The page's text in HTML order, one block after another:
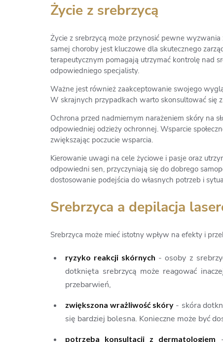
Życie z srebrzycą
Życie z srebrzycą może przynosić pewne
samej choroby jest kluczowe dla skutecznego
terapeutycznym pomagają utrzymać kontrolę nad
odpowiedniego specjalisty.
Ważne jest również zaakceptowanie swojego
W skrajnych przypadkach warto skonsultować się
Ochrona przed nadmiernym narażeniem skóry na
odpowiedniej odzieży ochronnej. Wsparcie
zwiększając poczucie wsparcia.
Kierowanie uwagi na cele życiowe i pasje oraz
odpowiedni sen, przyczyniają się do dobrego
dostosowanie podejścia do własnych potrzeb i
Srebrzyca a depilacja
Srebrzyca może mieć istotny wpływ na efekty i
ryzyko reakcji skórnych - osoby z
dotknięta srebrzycą może reagować
przebarwień,
zwiększona wrażliwość skóry - skóra
się bardziej bolesna. Konieczne może być
potrzeba konsultacji z dermatologiem